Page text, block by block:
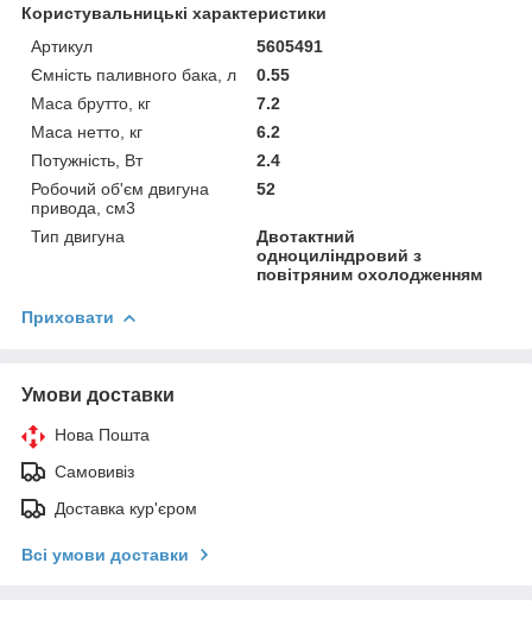
Користувальницькі характеристики
Артикул
5605491
Ємність паливного бака, л
0.55
Маса брутто, кг
7.2
Маса нетто, кг
6.2
Потужність, Вт
2.4
Робочий об'єм двигуна
привода, см3
52
Тип двигуна
Двотактний
одноциліндровий з
повітряним охолодженням
Приховати
Умови доставки
Нова Пошта
Самовивіз
Доставка кур'єром
Всі умови доставки